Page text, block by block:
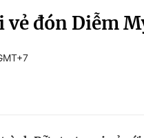
vẻ đón Diễm